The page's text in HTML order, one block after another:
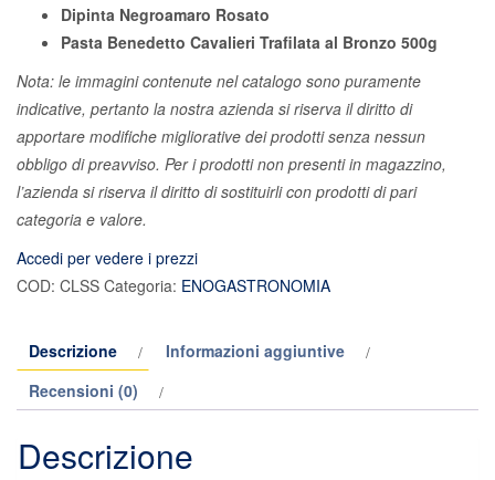
Dipinta Negroamaro Rosato
Pasta Benedetto Cavalieri Trafilata al Bronzo 500g
Nota: le immagini contenute nel catalogo sono puramente
indicative, pertanto la nostra azienda si riserva il diritto di
apportare modifiche migliorative dei prodotti senza nessun
obbligo di preavviso. Per i prodotti non presenti in magazzino,
l’azienda si riserva il diritto di sostituirli con prodotti di pari
categoria e valore.
Accedi per vedere i prezzi
COD: CLSS Categoria: ENOGASTRONOMIA
Descrizione
Informazioni aggiuntive
Recensioni (0)
Descrizione